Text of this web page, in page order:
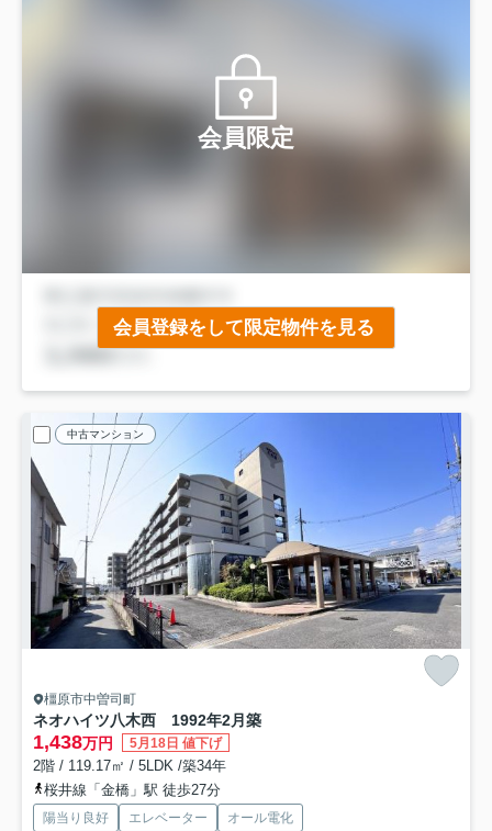
会員限定
会員登録をして限定物件を見る
中古マンション
橿原市中曽司町
ネオハイツ八木西 1992年2月築
1,438万円 5月18日 値下げ
2階 / 119.17㎡ / 5LDK /築34年
桜井線「金橋」駅 徒歩27分
陽当り良好 エレベーター
オール電化